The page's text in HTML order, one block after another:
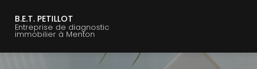
contenu
B.E.T. PETILLOT
Entreprise de diagnostic
immobilier à Menton